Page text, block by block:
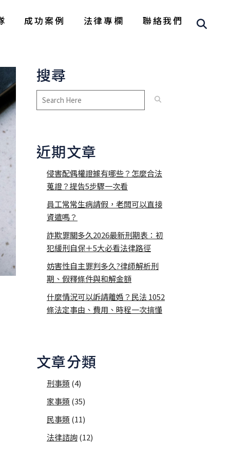
成功案例 法律專欄 聯絡我們
搜尋
近期文章
侵害配偶權證據有哪些？怎麼合法
蒐證？提告5步驟一次看
員工常常生病請假，老闆可以直接
資遣嗎？
詐欺罪關多久2026最新刑期表：初
犯緩刑自保＋5大必看法律路徑
妨害性自主罪判多久?律師解析刑
期、假釋條件與和解金額
什麼情況可以訴請離婚？民法 1052
條法定事由、費用、時程一次搞懂
文章分類
刑事類 (4)
家事類 (35)
民事類 (11)
法律諮詢(12)